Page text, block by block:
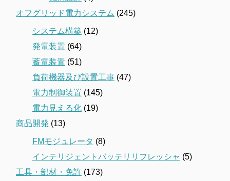
オフグリッド電力システム (245)
システム構築 (12)
発電装置 (64)
蓄電装置 (51)
負荷機器及び設置工事 (47)
電力制御装置 (145)
電力見える化 (19)
商品開発 (13)
FMモジュレータ (8)
インテリジェントバッテリリフレッシャ (5)
工具・部材・免許 (173)